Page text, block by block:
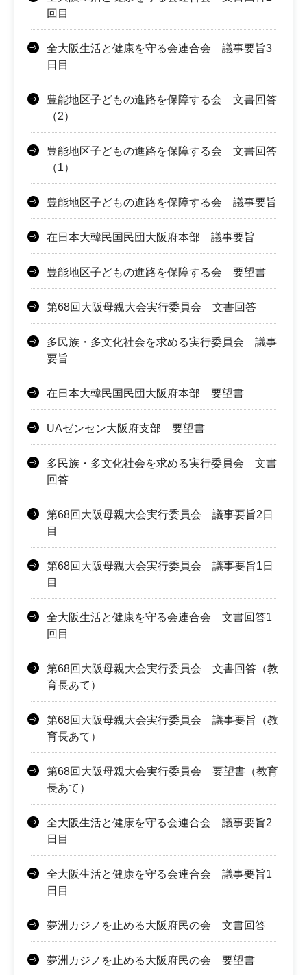
回目
全大阪生活と健康を守る会連合会 議事要旨3
日目
豊能地区子どもの進路を保障する会 文書回答
（2）
豊能地区子どもの進路を保障する会 文書回答
（1）
豊能地区子どもの進路を保障する会 議事要旨
在日本大韓民国民団大阪府本部 議事要旨
豊能地区子どもの進路を保障する会 要望書
第68回大阪母親大会実行委員会 文書回答
多民族・多文化社会を求める実行委員会 議事
要旨
在日本大韓民国民団大阪府本部 要望書
UAゼンセン大阪府支部 要望書
多民族・多文化社会を求める実行委員会 文書
回答
第68回大阪母親大会実行委員会 議事要旨2日
目
第68回大阪母親大会実行委員会 議事要旨1日
目
全大阪生活と健康を守る会連合会 文書回答1
回目
第68回大阪母親大会実行委員会 文書回答（教
育長あて）
第68回大阪母親大会実行委員会 議事要旨（教
育長あて）
第68回大阪母親大会実行委員会 要望書（教育
長あて）
全大阪生活と健康を守る会連合会 議事要旨2
日目
全大阪生活と健康を守る会連合会 議事要旨1
日目
夢洲カジノを止める大阪府民の会 文書回答
夢洲カジノを止める大阪府民の会 要望書